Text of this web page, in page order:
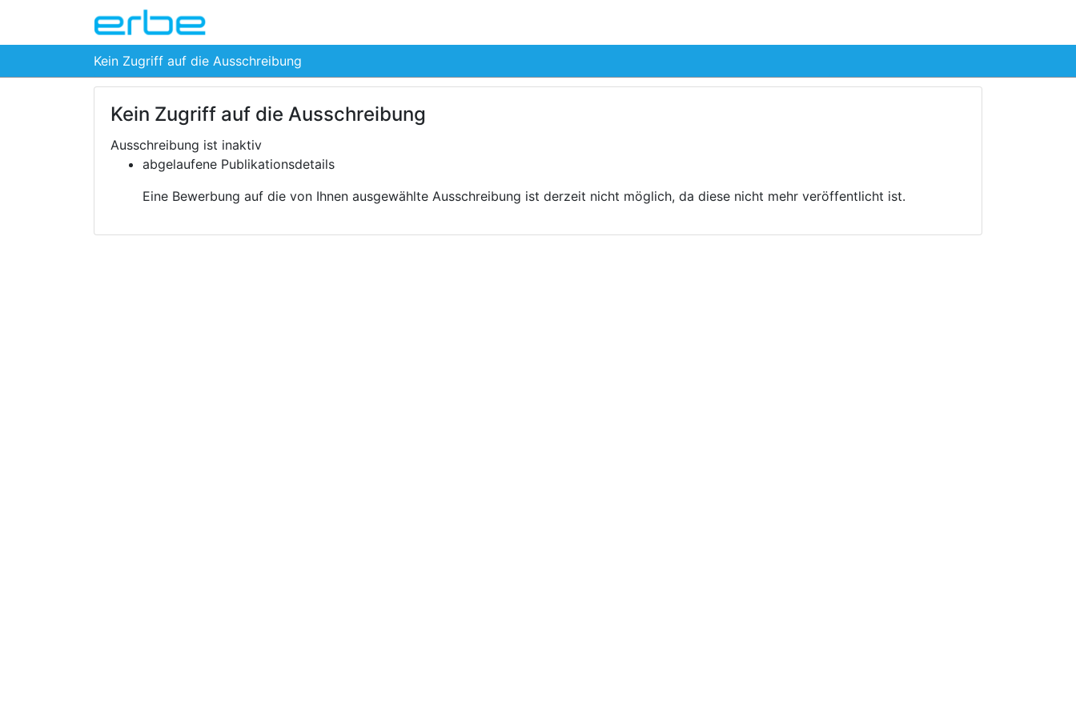
Kein Zugriff auf die Ausschreibung
Kein Zugriff auf die Ausschreibung
Ausschreibung ist inaktiv
abgelaufene Publikationsdetails
Eine Bewerbung auf die von Ihnen ausgewählte Ausschreibung ist derzeit nicht möglich, da diese nicht mehr veröffentlicht ist.